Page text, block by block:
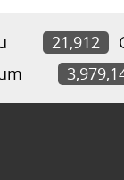
21,912